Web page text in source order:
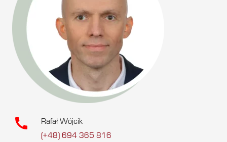
call
Rafał Wójcik
(+48) 694 365 816